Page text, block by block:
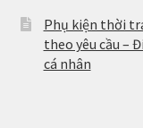
Phụ kiện thời
theo yêu cầu –
cá nhân